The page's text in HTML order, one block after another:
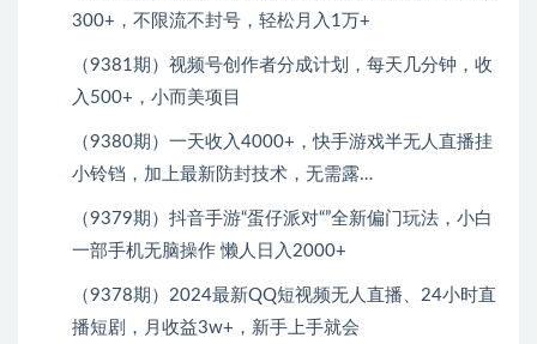
300+，不限流不封号，轻松月入1万+
（9381期）视频号创作者分成计划，每天几分钟，收
入500+，小而美项目
（9380期）一天收入4000+，快手游戏半无人直播挂
小铃铛，加上最新防封技术，无需露…
（9379期）抖音手游“蛋仔派对“”全新偏门玩法，小白
一部手机无脑操作 懒人日入2000+
（9378期）2024最新QQ短视频无人直播、24小时直
播短剧，月收益3w+，新手上手就会